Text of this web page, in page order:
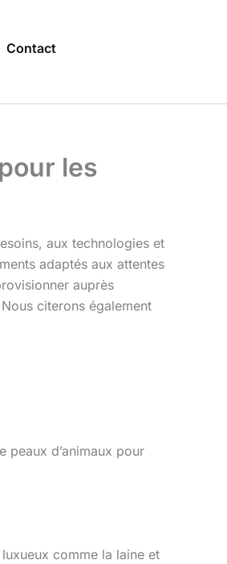
Contact
les
aux technologies et
adaptés aux attentes
auprès
citerons également
peaux d’animaux pour
comme la laine et